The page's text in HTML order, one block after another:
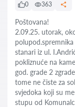
0 363
Poštovana!
2.09.25. utorak,
stanari iz ul.
pokliznuće na
god. grade 2
tome ne čiste za
svjedoka koji su
stupu od